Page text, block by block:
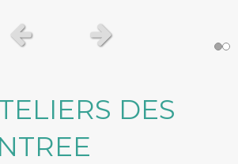
Slide précédentSlide suivant
DES